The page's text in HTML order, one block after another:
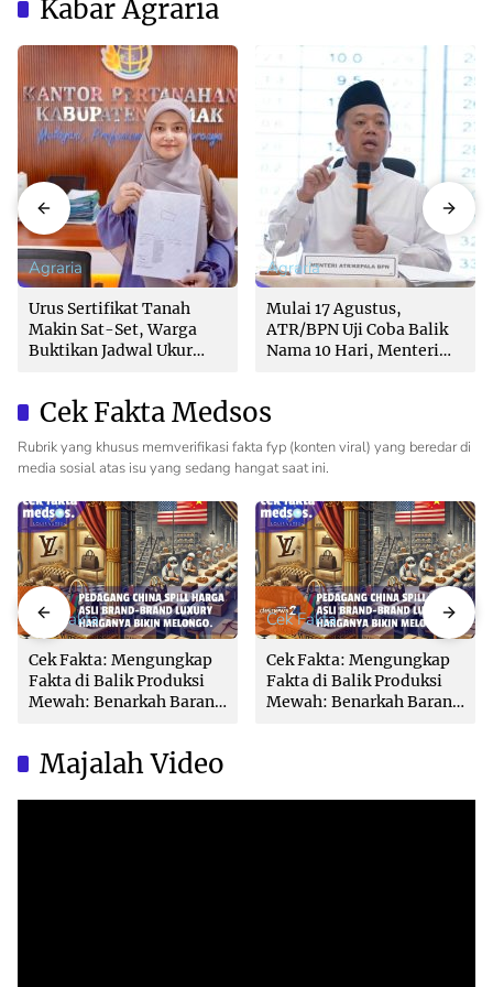
Kabar Agraria
Agraria
Urus Sertifikat Tanah
Makin Sat-Set, Warga
Buktikan Jadwal Ukur
Agraria
Mulai 17 Agustus,
ATR/BPN Uji Coba Balik
Nama 10 Hari, Menteri
Cek Fakta Medsos
Rubrik yang khusus memverifikasi fakta fyp (konten viral) yang beredar di
media sosial atas isu yang sedang hangat saat ini.
Cek Fakta
Cek Fakta: Mengungkap
Fakta di Balik Produksi
Mewah: Benarkah Barang
Cek Fakta
Cek Fakta: Mengungkap
Fakta di Balik Produksi
Mewah: Benarkah Barang
Majalah Video